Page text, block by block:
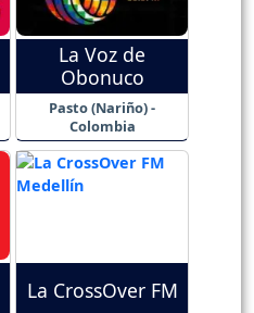
La Voz de
Obonuco
Pasto (Nariño) -
Colombia
La CrossOver FM